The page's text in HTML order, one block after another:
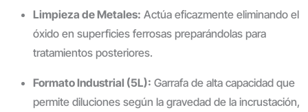
Limpieza de Metales: Actúa eficazmente eliminando el
óxido en superficies ferrosas preparándolas para
tratamientos posteriores.
Formato Industrial (5L): Garrafa de alta capacidad que
permite diluciones según la gravedad de la incrustación,